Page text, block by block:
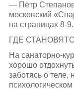
— Пётр
московский
на страницах 8-9.
ГДЕ
На санаторно-
хорошо
заботясь о теле,